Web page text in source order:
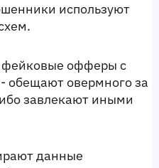
используют
фейковые офферы с
обещают овермного за
завлекают иными
данные